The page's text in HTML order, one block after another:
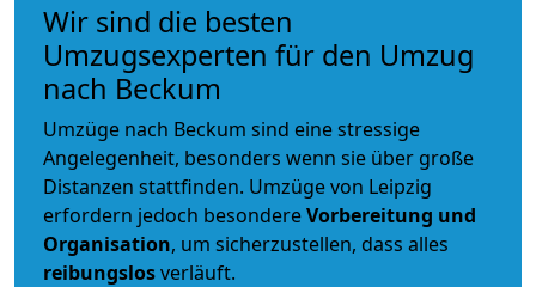
Wir sind die besten
Umzugsexperten für den Umzug
nach Beckum
Umzüge nach Beckum sind eine stressige
Angelegenheit, besonders wenn sie über große
Distanzen stattfinden. Umzüge von Leipzig
erfordern jedoch besondereVorbereitung und
Organisation, um sicherzustellen, dass alles
reibungslosverläuft.